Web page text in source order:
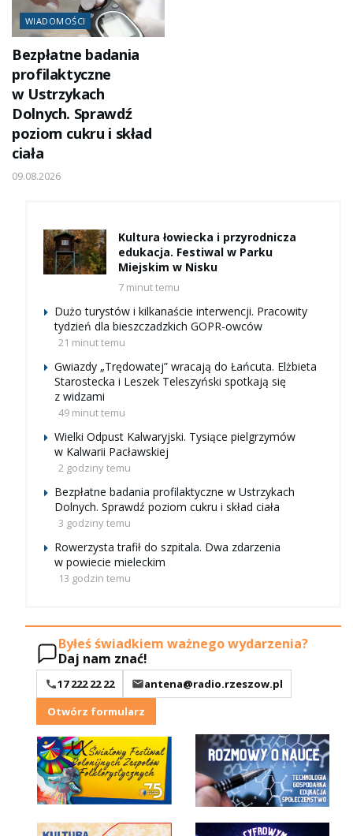
WIADOMOŚCI
Bezpłatne badania
profilaktyczne
w Ustrzykach
Dolnych. Sprawdź
poziom cukru i skład
ciała
09.08.2026
Kultura łowiecka i przyrodnicza
edukacja. Festiwal w Parku
Miejskim w Nisku
7 minut temu
Dużo turystów i kilkanaście interwencji. Pracowity
tydzień dla bieszczadzkich GOPR-owców
21 minut temu
Gwiazdy „Trędowatej” wracają do Łańcuta. Elżbieta
Starostecka i Leszek Teleszyński spotkają się
z widzami
49 minut temu
Wielki Odpust Kalwaryjski. Tysiące pielgrzymów
w Kalwarii Pacławskiej
2 godziny temu
Bezpłatne badania profilaktyczne w Ustrzykach
Dolnych. Sprawdź poziom cukru i skład ciała
3 godziny temu
Rowerzysta trafił do szpitala. Dwa zdarzenia
w powiecie mieleckim
13 godzin temu
Byłeś świadkiem ważnego wydarzenia?
Daj nam znać!
17 222 22 22
antena@radio.rzeszow.pl
Otwórz formularz